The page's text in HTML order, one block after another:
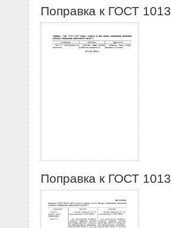
Поправка к ГОСТ
Поправка к ГОСТ